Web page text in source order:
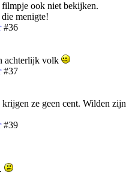
ook niet bekijken.
menigte!
#36
achterlijk volk
#37
ze geen cent. Wilden zijn
#39